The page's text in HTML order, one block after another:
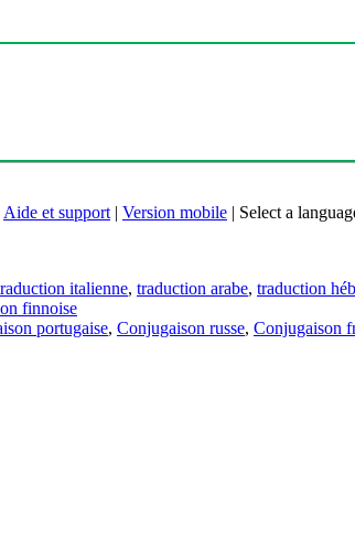
Aide et support | Version mobile | Select a
italienne, traduction arabe, traduction
finnoise
portugaise, Conjugaison russe, Conjugaison